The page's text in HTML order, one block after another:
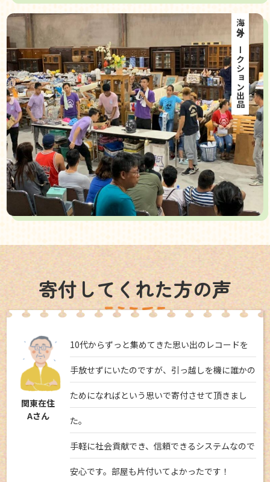
海外オークション出品
寄付してくれた方の声
関東在住
Aさん
10代からずっと集めてきた思い出のレコードを
手放せずにいたのですが、引っ越しを機に誰かの
ためになればという思いで寄付させて頂きまし
た。
手軽に社会貢献でき、信頼できるシステムなので
安心です。部屋も片付いてよかったです！